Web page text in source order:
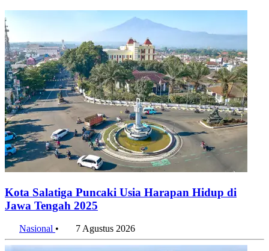
Kota Salatiga Puncaki Usia Harapan Hidup di
Jawa Tengah 2025
Nasional • 7 Agustus 2026